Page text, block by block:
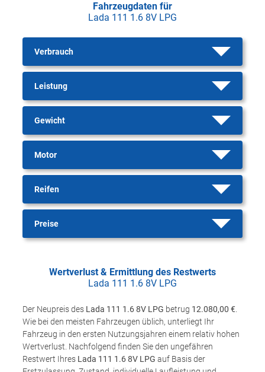
Fahrzeugdaten für
Lada 111 1.6 8V LPG
Verbrauch
Leistung
Gewicht
Motor
Reifen
Preise
Wertverlust & Ermittlung des Restwerts
Lada 111 1.6 8V LPG
Der Neupreis des Lada 111 1.6 8V LPG betrug 12.080,00 €
Wie bei den meisten Fahrzeugen üblich, unterliegt Ihr
Fahrzeug in den ersten Nutzungsjahren einem relativ hohen
Wertverlust. Nachfolgend finden Sie den ungefähren
Restwert Ihres Lada 111 1.6 8V LPG auf Basis der